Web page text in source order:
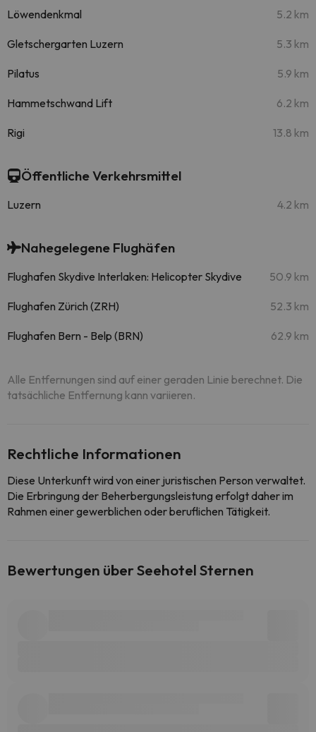
Löwendenkmal 5.2 km
Gletschergarten Luzern 5.3 km
Pilatus 5.9 km
Hammetschwand Lift 6.2 km
Rigi 13.8 km
Öffentliche Verkehrsmittel
Luzern 4.2 km
Nahegelegene Flughäfen
Flughafen Skydive Interlaken: Helicopter Skydive 50.9 km
Flughafen Zürich (ZRH) 52.3 km
Flughafen Bern - Belp (BRN) 62.9 km
Alle Entfernungen sind auf einer geraden Linie berechnet. Die
tatsächliche Entfernung kann variieren.
Rechtliche Informationen
Diese Unterkunft wird von einer juristischen Person verwaltet.
Die Erbringung der Beherbergungsleistung erfolgt daher im
Rahmen einer gewerblichen oder beruflichen Tätigkeit.
Bewertungen über Seehotel Sternen